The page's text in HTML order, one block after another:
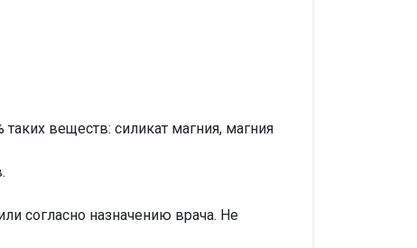
таких веществ: силикат магния, магния
согласно назначению врача. Не